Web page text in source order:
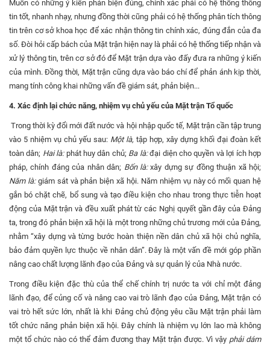
Muốn có những ý kiến phản biện đúng, chính xác phải có hệ thống thông
tin tốt, nhanh nhạy, nhưng đồng thời cũng phải có hệ thống phân tích thông
tin trên cơ sở khoa học để xác nhận thông tin chính xác, đúng đắn của đa
số. Đòi hỏi cấp bách của Mặt trận hiện nay là phải có hệ thống tiếp nhận và
xử lý thông tin, trên cơ sở đó để Mặt trận dựa vào đấy đưa ra những ý kiến
của mình. Đồng thời, Mặt trận cũng dựa vào báo chí để phản ánh kịp thời,
mang tính công khai những vấn đề giám sát, phản biện...
4. Xác định lại chức năng, nhiệm vụ chủ yếu của Mặt trận Tổ quốc
Trong thời kỳ đổi mới đất nước và hội nhập quốc tế, Mặt trận cần tập trung
vào 5 nhiệm vụ chủ yếu sau: Một là, tập hợp, xây dựng khối đại đoàn kết
toàn dân; Hai là:phát huy dân chủ; Ba là:đại diện cho quyền và lợi ích hợp
pháp, chính đáng của nhân dân; Bốn là:xây dựng sự đồng thuận xã hội;
Năm là:giám sát và phản biện xã hội. Năm nhiệm vụ này có mối quan hệ
gắn bó chặt chẽ, bổ sung và tạo điều kiện cho nhau trong thực tiễn hoạt
động của Mặt trận và đều xuất phát từ các Nghị quyết gần đây của Đảng
ta, trong đó phản biện xã hội là một trong những chủ trương mới của Đảng,
nhằm “xây dựng và từng bước hoàn thiện nền dân chủ xã hội chủ nghĩa,
bảo đảm quyền lực thuộc về nhân dân”. Đây là một vấn đề mới góp phần
nâng cao chất lượng lãnh đạo của Đảng và sự quản lý của Nhà nước.
Trong điều kiện đặc thù của thể chế chính trị nước ta với chỉ một đảng
lãnh đạo, để củng cố và nâng cao vai trò lãnh đạo của Đảng, Mặt trận có
vai trò hết sức lớn, nhất là khi Đảng chủ động yêu cầu Mặt trận phải làm
tốt chức năng phản biện xã hội. Đây chính là nhiệm vụ lớn lao mà không
một tổ chức nào có thể đảm đương thay Mặt trận được. Vì vậy phải dám